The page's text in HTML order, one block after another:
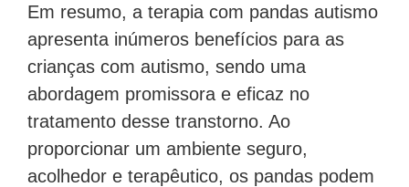
Em resumo, a terapia com pandas autismo
apresenta inúmeros benefícios para as
crianças com autismo, sendo uma
abordagem promissora e eficaz no
tratamento desse transtorno. Ao
proporcionar um ambiente seguro,
acolhedor e terapêutico, os pandas podem